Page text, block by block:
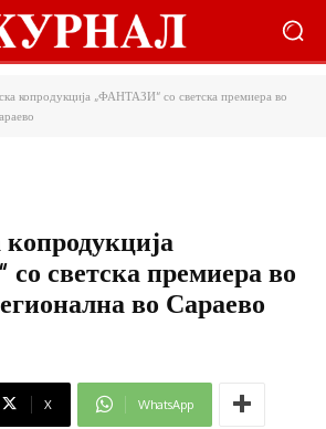
копродукција „ФАНТАЗИ“ со светска премиера во
светска премиера во
во Сараево
X WhatsApp